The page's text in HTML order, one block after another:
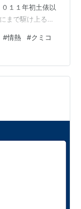
１１年初土俵以
まで駆け上る
んな屈辱にもめ
横綱まで昇りつ
27960458/
跡のモンゴル出
#情熱 #クミコ